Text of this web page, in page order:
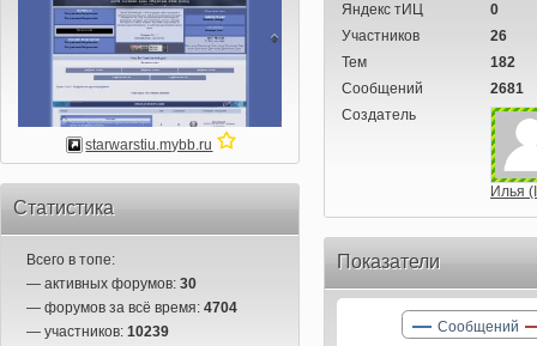
starwarstiu.mybb.ru
Статистика
Всего в топе:
— активных форумов: 30
— форумов за всё время: 4704
— участников: 10239
Яндекс тИЦ
0
Участников
26
Тем
182
Сообщений
2681
Создатель
Илья
Показатели
Сообщений